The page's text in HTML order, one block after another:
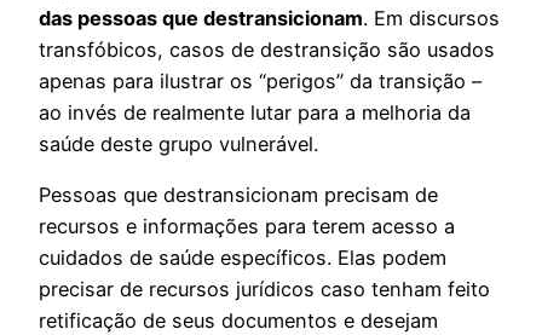
das pessoas que destransicionam. Em discursos
transfóbicos, casos de destransição são usados
apenas para ilustrar os “perigos” da transição –
ao invés de realmente lutar para a melhoria da
saúde deste grupo vulnerável.
Pessoas que destransicionam precisam de
recursos e informações para terem acesso a
cuidados de saúde específicos. Elas podem
precisar de recursos jurídicos caso tenham feito
retificação de seus documentos e desejam